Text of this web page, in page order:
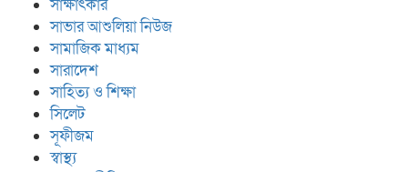
সাক্ষাৎকার
সাভার আশুলিয়া নিউজ
সামাজিক মাধ্যম
সারাদেশ
সাহিত্য ও শিক্ষা
সিলেট
সূফীজম
স্বাস্থ্য